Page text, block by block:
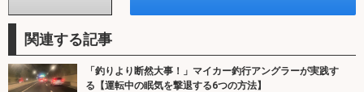
関連する記事
「釣りより断然大事！」マイカー釣行アングラーが実践す
る【運転中の眠気を撃退する6つの方法】